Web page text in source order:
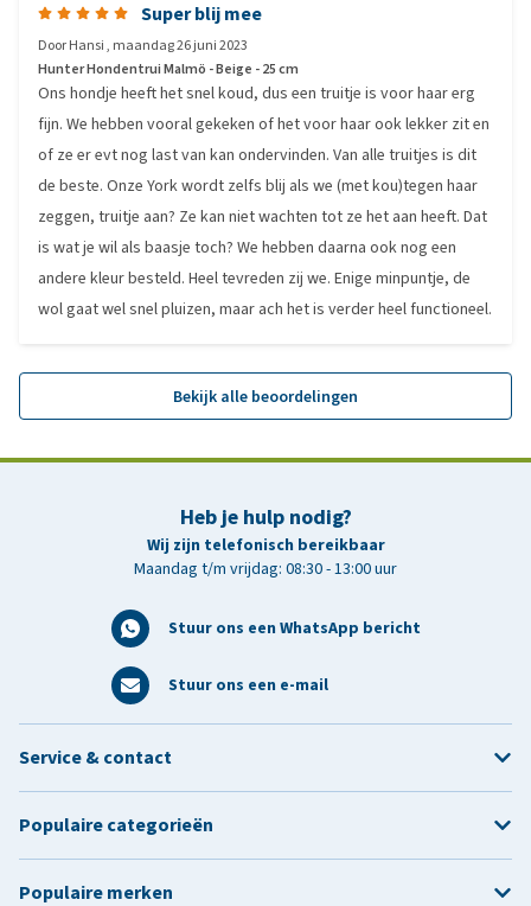
Super blij mee
DoorHansi, maandag 26 juni 2023
Hunter Hondentrui Malmö - Beige - 25 cm
Ons hondje heeft het snel koud, dus een truitje is voor haar erg
fijn. We hebben vooral gekeken of het voor haar ook lekker zit en
of ze er evt nog last van kan ondervinden. Van alle truitjes is dit
de beste. Onze York wordt zelfs blij als we (met kou)tegen haar
zeggen, truitje aan? Ze kan niet wachten tot ze het aan heeft. Dat
is wat je wil als baasje toch? We hebben daarna ook nog een
andere kleur besteld. Heel tevreden zij we. Enige minpuntje, de
wol gaat wel snel pluizen, maar ach het is verder heel functioneel.
Bekijk alle beoordelingen
Heb je hulp nodig?
Wij zijn telefonisch bereikbaar
Maandag t/m vrijdag: 08:30 - 13:00 uur
Stuur ons een WhatsApp bericht
Stuur ons een e-mail
Service & contact
Populaire categorieën
Populaire merken